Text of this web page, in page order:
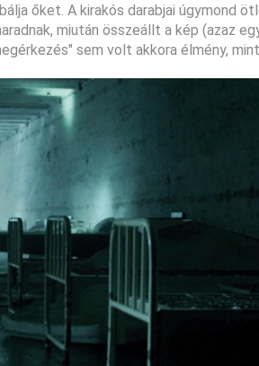
őket. A kirakós darabjai úgymond
miután összeállt a kép (azaz
sem volt akkora élmény,